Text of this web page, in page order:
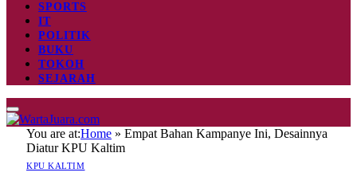
SPORTS
IT
POLITIK
BUKU
TOKOH
SEJARAH
You are at:Home » Empat Bahan Kampanye Ini, Desainnya
Diatur KPU Kaltim
KPU KALTIM